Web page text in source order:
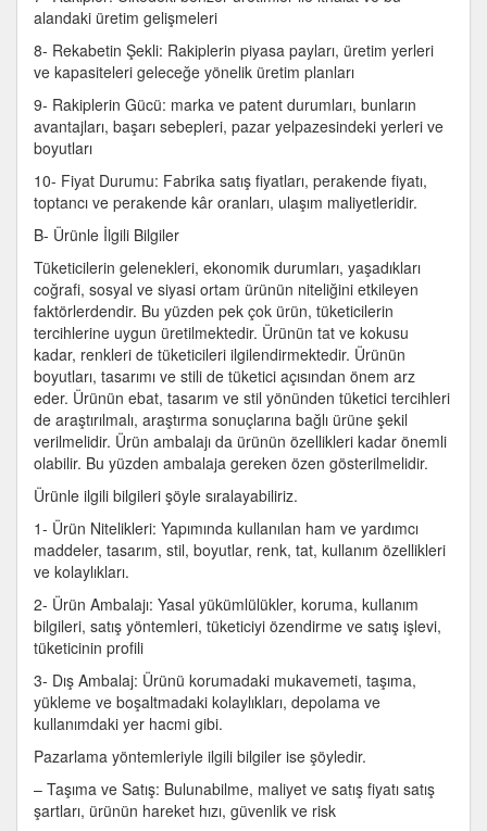
alandaki üretim gelişmeleri
8- Rekabetin Şekli: Rakiplerin piyasa payları, üretim yerleri
ve kapasiteleri geleceğe yönelik üretim planları
9- Rakiplerin Gücü: marka ve patent durumları, bunların
avantajları, başarı sebepleri, pazar yelpazesindeki yerleri ve
boyutları
10- Fiyat Durumu: Fabrika satış fiyatları, perakende fiyatı,
toptancı ve perakende kâr oranları, ulaşım maliyetleridir.
B- Ürünle İlgili Bilgiler
Tüketicilerin gelenekleri, ekonomik durumları, yaşadıkları
coğrafi, sosyal ve siyasi ortam ürünün niteliğini etkileyen
faktörlerdendir. Bu yüzden pek çok ürün, tüketicilerin
tercihlerine uygun üretilmektedir. Ürünün tat ve kokusu
kadar, renkleri de tüketicileri ilgilendirmektedir. Ürünün
boyutları, tasarımı ve stili de tüketici açısından önem arz
eder. Ürünün ebat, tasarım ve stil yönünden tüketici tercihleri
de araştırılmalı, araştırma sonuçlarına bağlı ürüne şekil
verilmelidir. Ürün ambalajı da ürünün özellikleri kadar önemli
olabilir. Bu yüzden ambalaja gereken özen gösterilmelidir.
Ürünle ilgili bilgileri şöyle sıralayabiliriz.
1- Ürün Nitelikleri: Yapımında kullanılan ham ve yardımcı
maddeler, tasarım, stil, boyutlar, renk, tat, kullanım özellikleri
ve kolaylıkları.
2- Ürün Ambalajı: Yasal yükümlülükler, koruma, kullanım
bilgileri, satış yöntemleri, tüketiciyi özendirme ve satış işlevi,
tüketicinin profili
3- Dış Ambalaj: Ürünü korumadaki mukavemeti, taşıma,
yükleme ve boşaltmadaki kolaylıkları, depolama ve
kullanımdaki yer hacmi gibi.
Pazarlama yöntemleriyle ilgili bilgiler ise şöyledir.
– Taşıma ve Satış: Bulunabilme, maliyet ve satış fiyatı satış
şartları, ürünün hareket hızı, güvenlik ve risk